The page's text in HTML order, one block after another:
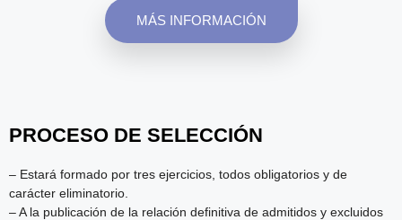
MÁS INFORMACIÓN
PROCESO DE SELECCIÓN
– Estará formado por tres ejercicios, todos obligatorios y de
carácter eliminatorio.
– A la publicación de la relación definitiva de admitidos y excluidos